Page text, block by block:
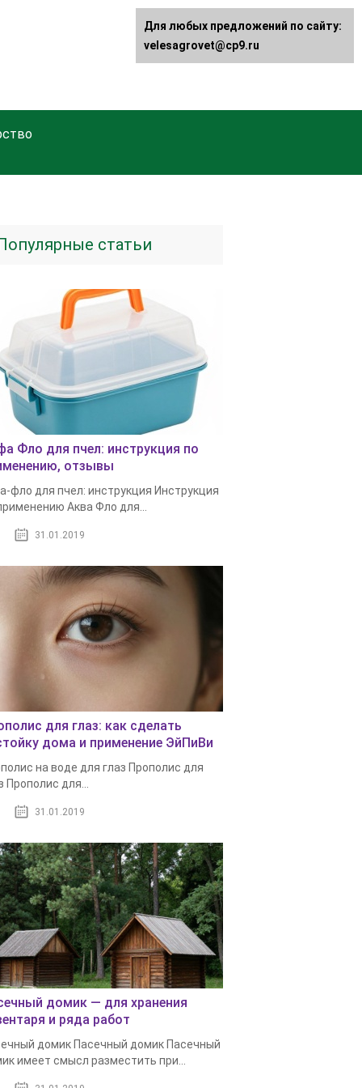
статьи
Фло для пчел: инструкция по
отзывы
фло для пчел: инструкция Инструкция
Аква Фло для...
31.01.2019
для глаз: как сделать
дома и применение ЭйПиВи
на воде для глаз Прополис для
Прополис для...
31.01.2019
домик — для хранения
и ряда работ
домик Пасечный домик Пасечный
имеет смысл разместить при...
Для любых предложений по сайту:
velesagrovet@cp9.ru